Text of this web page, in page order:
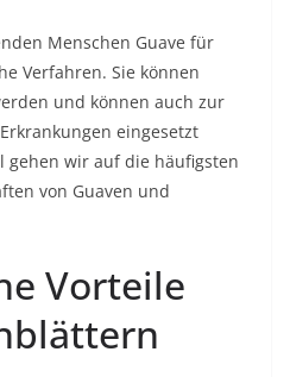
Menschen Guave für
Verfahren. Sie können
und können auch zur
eingesetzt
gehen wir auf die häufigsten
von Guaven und
Vorteile